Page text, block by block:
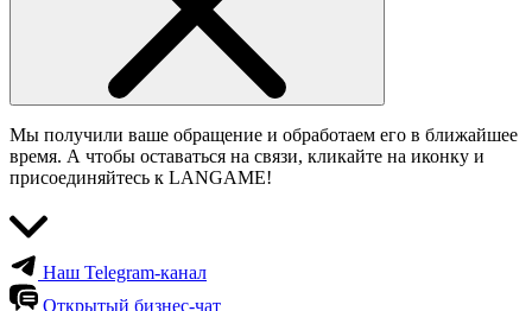
Мы получили ваше обращение и обработаем его в ближайшее
время. А чтобы оставаться на связи, кликайте на иконку и
присоединяйтесь к LANGAME!
Наш Telegram-канал
Открытый бизнес-чат